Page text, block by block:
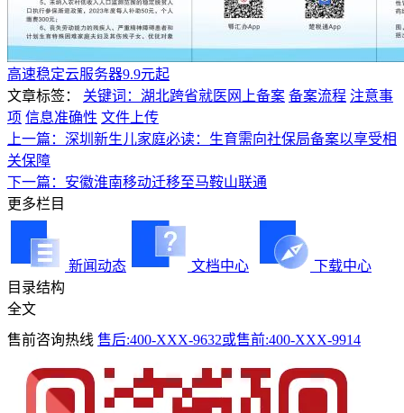
高速稳定云服务器9.9元起
文章标签：
关键词：湖北跨省就医网上备案 备案流程 注意事
项 信息准确性 文件上传
上一篇：深圳新生儿家庭必读：生育需向社保局备案以享受相
关保障
下一篇：安徽淮南移动迁移至马鞍山联通
更多栏目
新闻动态 文档中心
下载中心
目录结构
全文
售前咨询热线 售后:400-XXX-9632或售前:400-XXX-9914